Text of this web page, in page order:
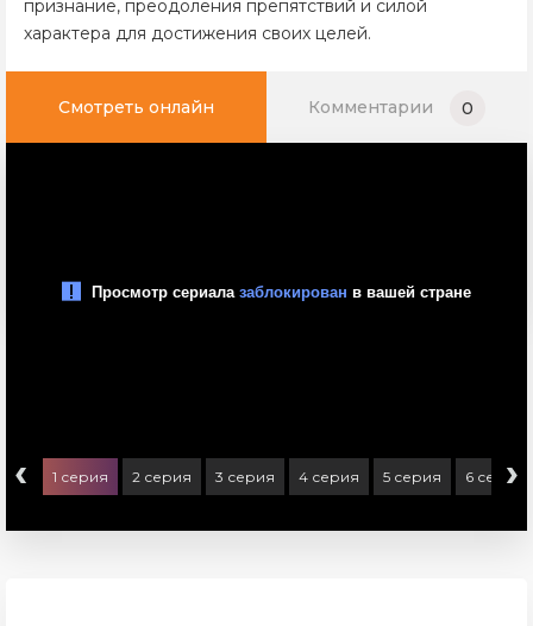
признание, преодоления препятствий и силой
характера для достижения своих целей.
Смотреть онлайн Комментарии 0
‹ 1 серия 2 серия 3 серия 4 серия 5 серия 6 серия
›